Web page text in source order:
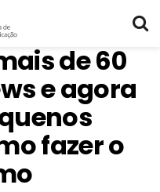
de 60
e agora
fazer o